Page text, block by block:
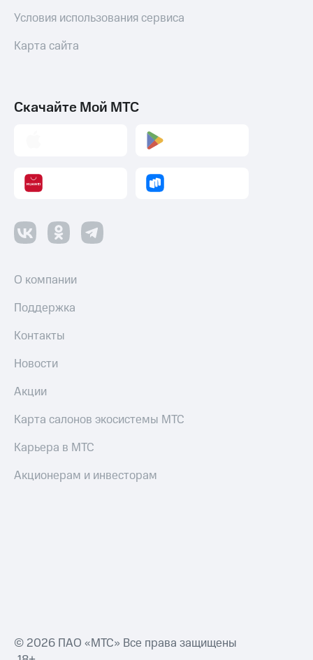
Условия использования сервиса
Карта сайта
Скачайте Мой МТС
О компании
Поддержка
Контакты
Новости
Акции
Карта салонов экосистемы МТС
Карьера в МТС
Акционерам и инвесторам
© 2026 ПАО «МТС» Все права защищены